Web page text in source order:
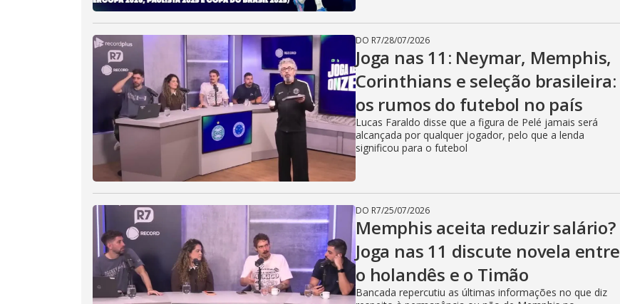
DO R7/28/07/2026
Joga nas 11: Neymar, Memphis,
Corinthians e seleção brasileira:
os rumos do futebol no país
Lucas Faraldo disse que a figura de Pelé jamais será
alcançada por qualquer jogador, pelo que a lenda
significou para o futebol
DO R7/25/07/2026
Memphis aceita reduzir salário?
Joga nas 11 discute novela entre
o holandês e o Timão
Bancada repercutiu as últimas informações no que diz